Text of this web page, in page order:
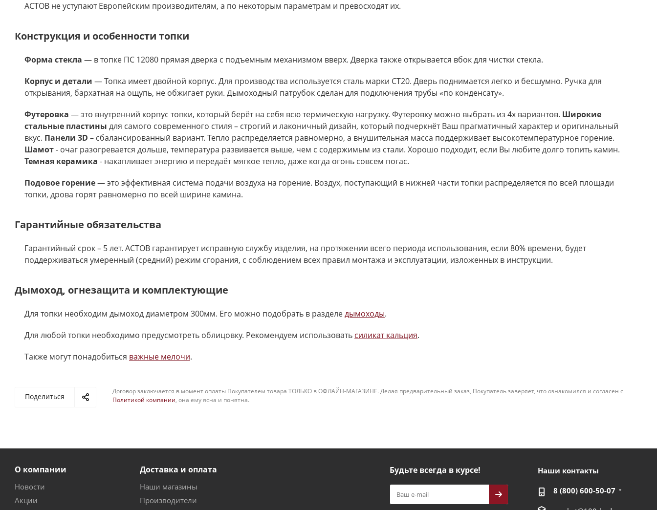
АСТОВ не уступают Европейским производителям, а по некоторым параметрам и превосходят их.
Конструкция и особенности топки
Форма стекла — в топке ПС 12080 прямая дверка с подъемным механизмом вверх. Дверка также открывается вбок для чистки стекла.
Корпус и детали — Топка имеет двойной корпус. Для производства используется сталь марки СТ20. Дверь поднимается легко и бесшумно. Ручка для
открывания, бархатная на ощупь, не обжигает руки. Дымоходный патрубок сделан для подключения трубы «по конденсату».
Футеровка — это внутренний корпус топки, который берёт на себя всю термическую нагрузку. Футеровку можно выбрать из 4х вариантов. Широкие
стальные пластины для самого современного стиля – строгий и лаконичный дизайн, который подчеркнёт Ваш прагматичный характер и оригинальный
вкус. Панели 3D – сбалансированный вариант. Тепло распределяется равномерно, а внушительная масса поддерживает высокотемпературное горение.
Шамот- очаг разогревается дольше, температура развивается выше, чем с содержимым из стали. Хорошо подходит, если Вы любите долго топить камин.
Темная керамика - накапливает энергию и передаёт мягкое тепло, даже когда огонь совсем погас.
Подовое горение— это эффективная система подачи воздуха на горение. Воздух, поступающий в нижней части топки распределяется по всей площади
топки, дрова горят равномерно по всей ширине камина.
Гарантийные обязательства
Гарантийный срок – 5 лет. АСТОВ гарантирует исправную службу изделия, на протяжении всего периода использования, если 80% времени, будет
поддерживаться умеренный (средний) режим сгорания, с соблюдением всех правил монтажа и эксплуатации, изложенных в инструкции.
Дымоход, огнезащита и комплектующие
Для топки необходим дымоход диаметром 300мм. Его можно подобрать в разделедымоходы.
Для любой топки необходимо предусмотреть облицовку. Рекомендуем использовать силикат кальция.
Также могут понадобиться важные мелочи.
Поделиться
Договор заключается в момент оплаты Покупателем товара ТОЛЬКО в ОФЛАЙН-МАГАЗИНЕ. Делая предварительный заказ, Покупатель заверяет, что ознакомился и согласен с
Политикой компании, она ему ясна и понятна.
О компании
Новости
Акции
Доставка и оплата
Наши магазины
Производители
Будьте всегда в курсе! Наши контакты
8 (800) 600-50-07